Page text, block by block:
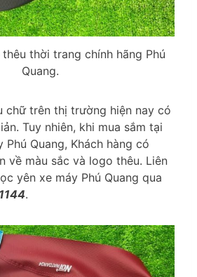
thời trang chính hãng Phú
Quang.
chữ trên thị trường hiện nay có
Tuy nhiên, khi mua sắm tại
Quang, Khách hàng có
về màu sắc và logo thêu. Liên
yên xe máy Phú Quang qua
.